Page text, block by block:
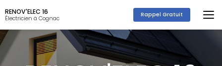
au
contenu
principal
RENOV'ELEC 16
Électricien à Cognac Rappel Gratuit